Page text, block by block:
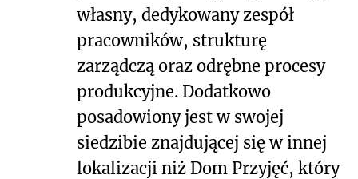
własny, dedykowany zespół
pracowników, strukturę
zarządczą oraz odrębne procesy
produkcyjne. Dodatkowo
posadowiony jest w swojej
siedzibie znajdującej się w innej
lokalizacji niż Dom Przyjęć, który